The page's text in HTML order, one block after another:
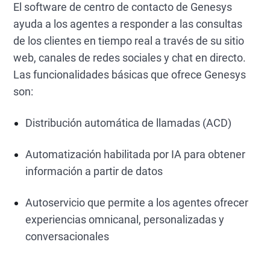
El software de centro de contacto de Genesys
ayuda a los agentes a responder a las consultas
de los clientes en tiempo real a través de su sitio
web, canales de redes sociales y chat en directo.
Las funcionalidades básicas que ofrece Genesys
son:
Distribución automática de llamadas (ACD)
Automatización habilitada por IA para obtener
información a partir de datos
Autoservicio que permite a los agentes ofrecer
experiencias omnicanal, personalizadas y
conversacionales